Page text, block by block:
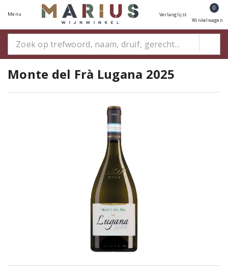
Menu Verlanglijst
0
Winkelwagen
Monte del Frà Lugana 2025